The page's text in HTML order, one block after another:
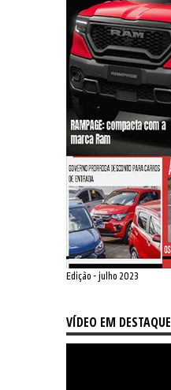
Edição - julho 2023
VÍDEO EM DESTAQUE